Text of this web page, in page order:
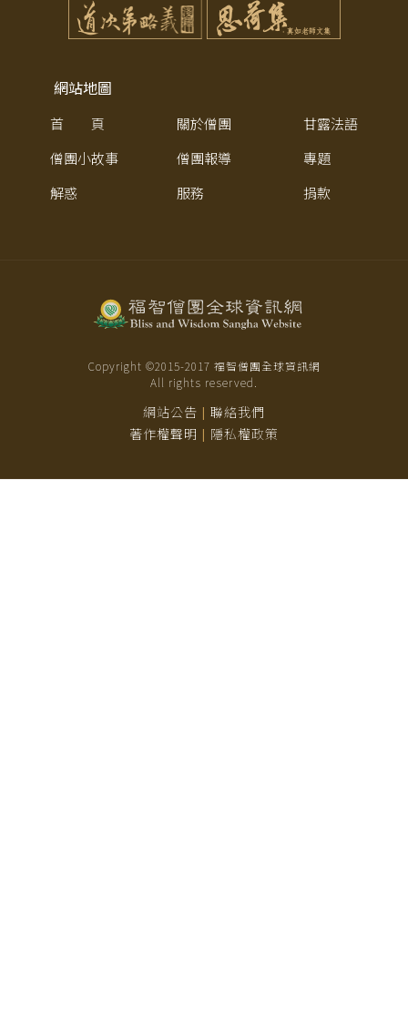
網站地圖
首 頁 關於僧團
甘露法語
僧團小故事
僧團報導
專題
解惑
服務 捐款
Copyright ©2015-2017 福智僧團全球資訊網
All rights reserved.
網站公告 | 聯絡我們
著作權聲明 | 隱私權政策